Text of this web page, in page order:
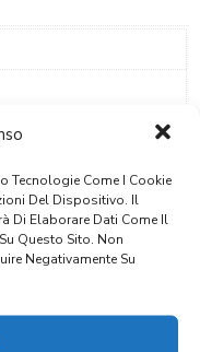
Tecnologie Come I Cookie
Del Dispositivo. Il
Di Elaborare Dati Come Il
Questo Sito. Non
Negativamente Su